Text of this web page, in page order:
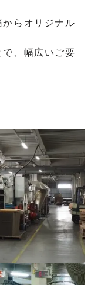
らオリジナル
、幅広いご要